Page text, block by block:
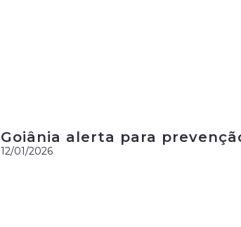
Goiânia alerta para
12/01/2026